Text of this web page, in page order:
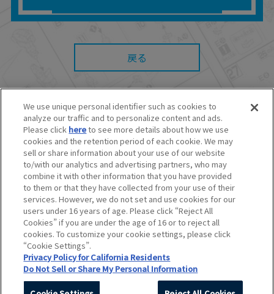
戻る
© BANDAI SPIRITS CO.,LTD. ALL RIGHTS RESERVED.
©創通・サンライズ ©創通・サンライズ・MBS
©SOTSU・SUNRISE ©SOTSU・SUNRISE・MBS
©Nintendo・Creatures・GAME FREAK・TV Tokyo・ShoPro・JR Kikaku
©Pokémon
©Pokémon. ©Nintendo/Creatures Inc./GAME FREAK inc.
このホームページに掲載されている全ての画像、文章、データなどの無断
転用、転載をお断りします。
Unauthorized use or reproduction of materials contained in this page
is strictly prohibited.
Do Not Sell or Share My Personal Information
We use unique personal identifier such as cookies to
analyze our traffic and to personalize content and ads.
Please click hereto see more details about how we use
cookies and the retention period of each cookie. We may
sell or share information about your use of our website
to/with our analytics and advertising partners, who may
combine it with other information that you have provided
to them or that they have collected from your use of their
services. However, we do not set and use cookies for our
users under 16 years of age. Please click “Reject All
Cookies” if you are under the age of 16 or to reject all
cookies. To customize your cookie settings, please click
“Cookie Settings”.
Privacy Policy for California Residents
Do Not Sell or Share My Personal Information
かったことにより利用者に何らかの損害が生じ
たとしても、当社は何らの責任を負いません。
者の通信機器、ネットワークへの障害（コンピ
ューターウィルスに起因する障害を含みま
す。）等が生じたとしても、当社は何らの責任
■当社は、本サービスの内容・条件を予告なく変
更または停止することがあります。また当社
は、本サービスの提供を終了することがありま
す。
■本サービスのご利用にあたり、ウェブサイトご
利用条件およびその他別途当社が定める規約が
ある場合、これらに従ってご利用ください。